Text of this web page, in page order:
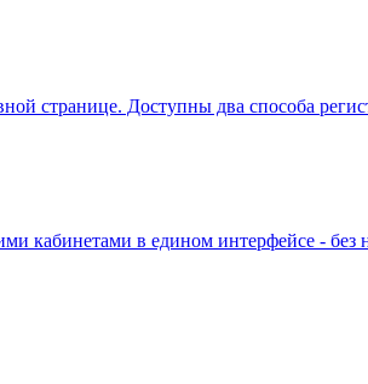
странице. Доступны два способа
кабинетами в едином интерфейсе -